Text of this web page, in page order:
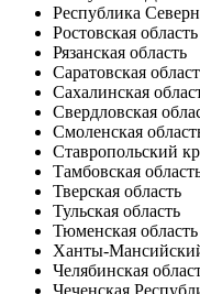
Республика
Ростовская область
Рязанская область
Саратовская
Сахалинская
Свердловская
Смоленская
Ставропольский
Тамбовская
Тверская область
Тульская область
Тюменская область
Ханты-
Челябинская
Чеченская